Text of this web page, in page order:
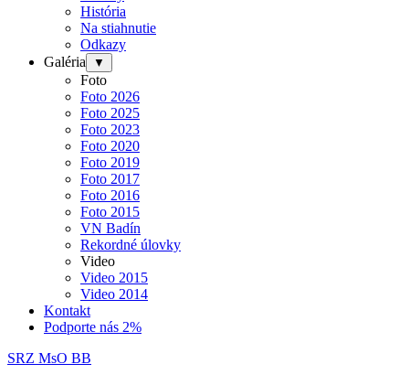
História
Na stiahnutie
Odkazy
Galéria
▼
Foto
Foto 2026
Foto 2025
Foto 2023
Foto 2020
Foto 2019
Foto 2017
Foto 2016
Foto 2015
VN Badín
Rekordné úlovky
Video
Video 2015
Video 2014
Kontakt
Podporte nás 2%
SRZ MsO BB